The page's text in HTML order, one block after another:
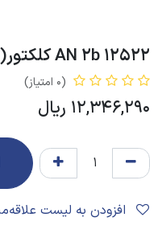
12522 AN 2b کلکتور(3x2)
(0 امتیاز)
12,346,290 ریال